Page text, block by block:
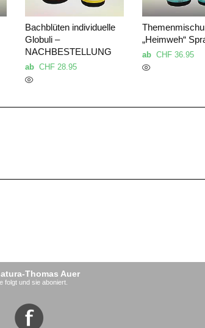
Bachblüten individuelle
Globuli –
NACHBESTELLUNG
abCHF 28.95
„Heimweh“
ab CHF36.95
Thomas Auer
folgt und sie aboniert.